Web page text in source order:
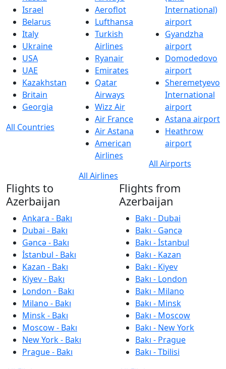
Israel
Belarus
Italy
Ukraine
USA
UAE
Kazakhstan
Britain
Georgia
All Countries
Aeroflot
Lufthansa
Turkish
Airlines
Ryanair
Emirates
Qatar
Airways
Wizz Air
Air France
Air Astana
American
Airlines
All Airlines
International)
airport
Gyandzha
airport
Domodedovo
airport
Sheremetyevo
International
airport
Astana airport
Heathrow
airport
All Airports
Flights to
Azerbaijan
Ankara - Bakı
Dubai - Bakı
Gəncə - Bakı
İstanbul - Bakı
Kazan - Bakı
Kiyev - Bakı
London - Bakı
Milano - Bakı
Minsk - Bakı
Moscow - Bakı
New York - Bakı
Prague - Bakı
Flights from
Azerbaijan
Bakı - Dubai
Bakı - Gəncə
Bakı - İstanbul
Bakı - Kazan
Bakı - Kiyev
Bakı - London
Bakı - Milano
Bakı - Minsk
Bakı - Moscow
Bakı - New York
Bakı - Prague
Bakı - Tbilisi